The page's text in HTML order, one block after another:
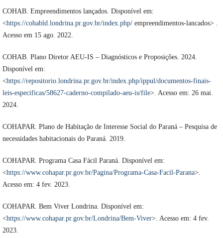
COHAB. Empreendimentos lançados. Disponível em:
<https://cohabld.londrina.pr.gov.br/index.php/empreendimentos-lancados> .
Acesso em 15 ago. 2022.
COHAB. Plano Diretor AEU-IS – Diagnósticos e Proposições. 2024.
Disponível em:
<https://repositorio.londrina.pr.gov.br/index.php/ippul/documentos-finais-
leis-especificas/58627-caderno-compilado-aeu-is/file>. Acesso em: 26 mai.
2024.
COHAPAR. Plano de Habitação de Interesse Social do Paraná – Pesquisa de
necessidades habitacionais do Paraná. 2019.
COHAPAR. Programa Casa Fácil Paraná. Disponível em:
<https://www.cohapar.pr.gov.br/Pagina/Programa-Casa-Facil-Parana>.
Acesso em: 4 fev. 2023.
COHAPAR. Bem Viver Londrina. Disponível em:
<https://www.cohapar.pr.gov.br/Londrina/Bem-Viver>. Acesso em: 4 fev.
2023.